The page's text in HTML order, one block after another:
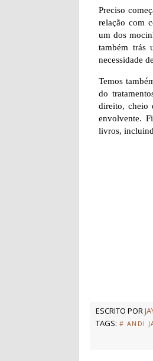
Preciso
relação com
um dos
também trás
necessidade
Temos
do
direito, cheio
envolvente.
livros,
ESCRITO POR
TAGS: # ANDI